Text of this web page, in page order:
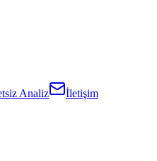
Analiz İletişim